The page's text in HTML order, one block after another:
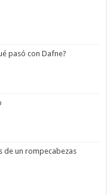
pasó con Dafne?
de un rompecabezas